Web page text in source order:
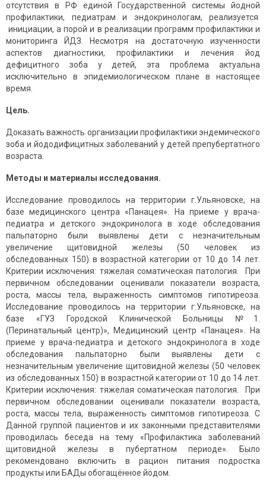
отсутствия в РФ единой Государственной системы йодной
профилактики, педиатрам и эндокринологам, реализуется
инициации, а порой и в реализации программ профилактики и
мониторинга ЙДЗ. Несмотря на достаточную изученности
аспектов диагностики, профилактики и лечения йод
дефицитного зоба у детей, эта проблема актуальна
исключительно в эпидемиологическом плане в настоящее
время.
Цель.
Доказать важность организации профилактики эндемического
зоба и йододифицитных заболеваний у детей препубертатного
возраста.
Методы и материалы исследования.
Исследование проводилось на территории г.Ульяновске, на
базе медицинского центра «Панацея». На приеме у врача-
педиатра и детского эндокринолога в ходе обследования
пальпаторно были выявлены дети с незначительным
увеличение щитовидной железы (50 человек из
обследованных 150) в возрастной категории от 10 до 14 лет.
Критерии исключения: тяжелая соматическая патология. При
первичном обследовании оценивали показатели возраста,
роста, массы тела, выраженность симптомов гипотиреоза.
Исследование проводилось на территории г.Ульяновске, на
базе «ГУЗ Городской Клинической Больницы №1.
(Перинатальный центр)», Медицинский центр «Панацея». На
приеме у врача-педиатра и детского эндокринолога в ходе
обследования пальпаторно были выявлены дети с
незначительным увеличение щитовидной железы (50 человек
из обследованных 150) в возрастной категории от 10 до 14 лет.
Критерии исключения: тяжелая соматическая патология. При
первичном обследовании оценивали показатели возраста,
роста, массы тела, выраженность симптомов гипотиреоза. С
Данной группой пациентов и их законными представителями
проводилась беседа на тему «Профилактика заболеваний
щитовидной железы в пубертатном периоде». Было
рекомендовано включить в рацион питания подростка
продукты или БАДы обогащённое йодом.